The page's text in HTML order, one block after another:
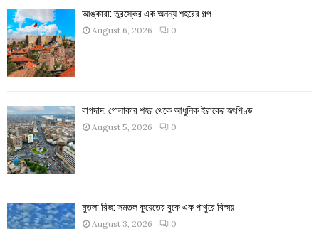
আঙ্কারা: তুরস্কের এক অনন্য শহরের গল্প
August 6, 2026 0
বাগদাদ: গোলাকার শহর থেকে আধুনিক ইরাকের হৃৎপিণ্ড
August 5, 2026 0
মুতলা রিজ: সমতল কুয়েতের বুকে এক পাথুরে বিস্ময়
August 3, 2026 0